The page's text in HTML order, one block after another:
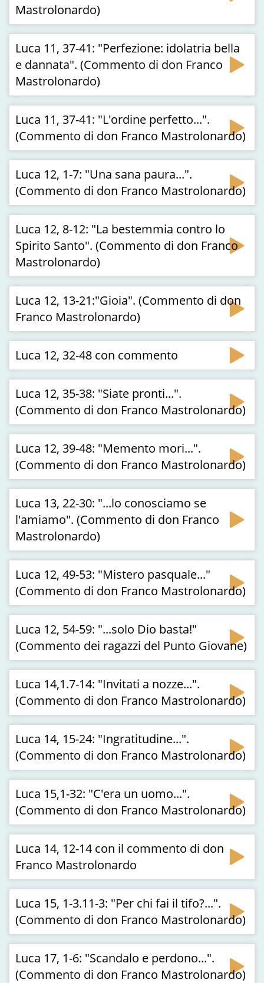
Mastrolonardo)
Luca 11, 37-41: "Perfezione: idolatria bella
e dannata". (Commento di don Franco
Mastrolonardo)
Luca 11, 37-41: "L'ordine perfetto...".
(Commento di don Franco Mastrolonardo)
Luca 12, 1-7: "Una sana paura...".
(Commento di don Franco Mastrolonardo)
Luca 12, 8-12: "La bestemmia contro lo
Spirito Santo". (Commento di don Franco
Mastrolonardo)
Luca 12, 13-21:"Gioia". (Commento di don
Franco Mastrolonardo)
Luca 12, 32-48 con commento
Luca 12, 35-38: "Siate pronti...".
(Commento di don Franco Mastrolonardo)
Luca 12, 39-48: "Memento mori...".
(Commento di don Franco Mastrolonardo)
Luca 13, 22-30: "...lo conosciamo se
l'amiamo". (Commento di don Franco
Mastrolonardo)
Luca 12, 49-53: "Mistero pasquale..."
(Commento di don Franco Mastrolonardo)
Luca 12, 54-59: "...solo Dio basta!"
(Commento dei ragazzi del Punto Giovane)
Luca 14,1.7-14: "Invitati a nozze...".
(Commento di don Franco Mastrolonardo)
Luca 14, 15-24: "Ingratitudine...".
(Commento di don Franco Mastrolonardo)
Luca 15,1-32: "C'era un uomo...".
(Commento di don Franco Mastrolonardo)
Luca 14, 12-14 con il commento di don
Franco Mastrolonardo
Luca 15, 1-3.11-3: "Per chi fai il tifo?...".
(Commento di don Franco Mastrolonardo)
Luca 17, 1-6: "Scandalo e perdono...".
(Commento di don Franco Mastrolonardo)